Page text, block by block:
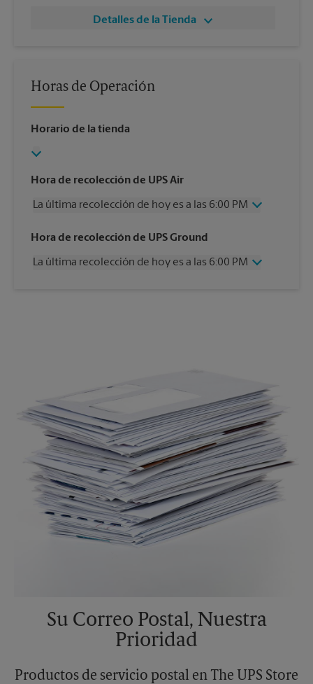
Detalles de la Tienda
Horas de Operación
Horario de la tienda
Hora de recolección de UPS Air
La última recolección de hoy es a las 6:00 PM
Miércoles
6:00 PM
Viernes
6:00 PM
Hora de recolección de UPS Ground
La última recolección de hoy es a las 6:00 PM
6:00 PM
Su Correo Postal, Nuestra
Prioridad
Productos de servicio postal en The UPS Store